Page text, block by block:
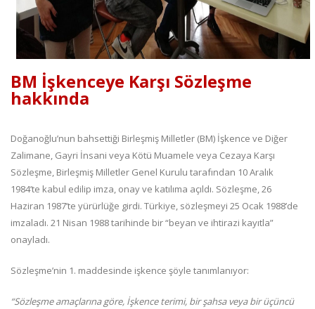
BM İşkenceye Karşı Sözleşme
hakkında
Doğanoğlu’nun bahsettiği Birleşmiş Milletler (BM) İşkence ve Diğer
Zalimane, Gayri İnsani veya Kötü Muamele veya Cezaya Karşı
Sözleşme, Birleşmiş Milletler Genel Kurulu tarafından 10 Aralık
1984’te kabul edilip imza, onay ve katılıma açıldı. Sözleşme, 26
Haziran 1987’te yürürlüğe girdi. Türkiye, sözleşmeyi 25 Ocak 1988’de
imzaladı. 21 Nisan 1988 tarihinde bir “beyan ve ihtirazi kayıtla”
onayladı.
Sözleşme’nin 1. maddesinde işkence şöyle tanımlanıyor:
“Sözleşme amaçlarına göre, İşkence terimi, bir şahsa veya bir üçüncü